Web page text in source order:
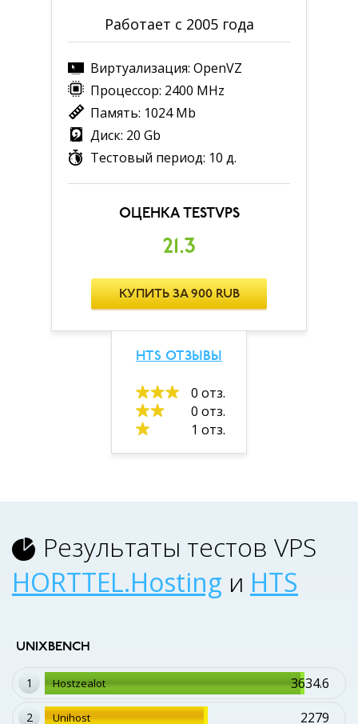
Работает с 2005 года
Виртуализация: OpenVZ
Процессор: 2400 MHz
Память: 1024 Mb
Диск: 20 Gb
Тестовый период: 10 д.
ОЦЕНКА TESTVPS
21.3
КУПИТЬ ЗА 900 RUB
HTS ОТЗЫВЫ
0 отз.
0 отз.
1 отз.
Результаты тестов VPS
HORTTEL.Hosting и HTS
UNIXBENCH
1 3634.6
Hostzealot
2 2279
Unihost